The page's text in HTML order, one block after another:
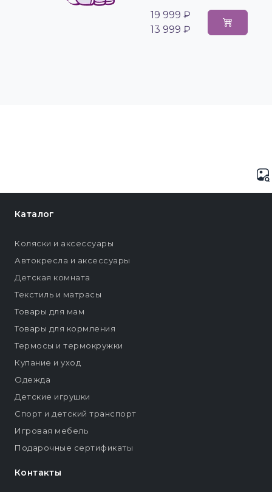
19 999 ₽
13 999 ₽
Контакты
Каталог
Коляски и аксессуары
Автокресла и аксессуары
Детская комната
Текстиль и матрасы
Товары для мам
Товары для кормления
Термосы и термокружки
Купание и уход
Одежда
Детские игрушки
Спорт и детский транспорт
Игровая мебель
Подарочные сертификаты